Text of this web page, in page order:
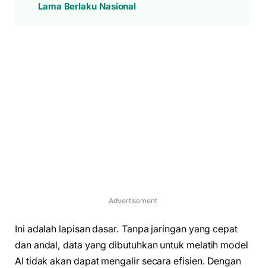
Lama Berlaku Nasional
Advertisement
Ini adalah lapisan dasar. Tanpa jaringan yang cepat
dan andal, data yang dibutuhkan untuk melatih model
AI tidak akan dapat mengalir secara efisien. Dengan